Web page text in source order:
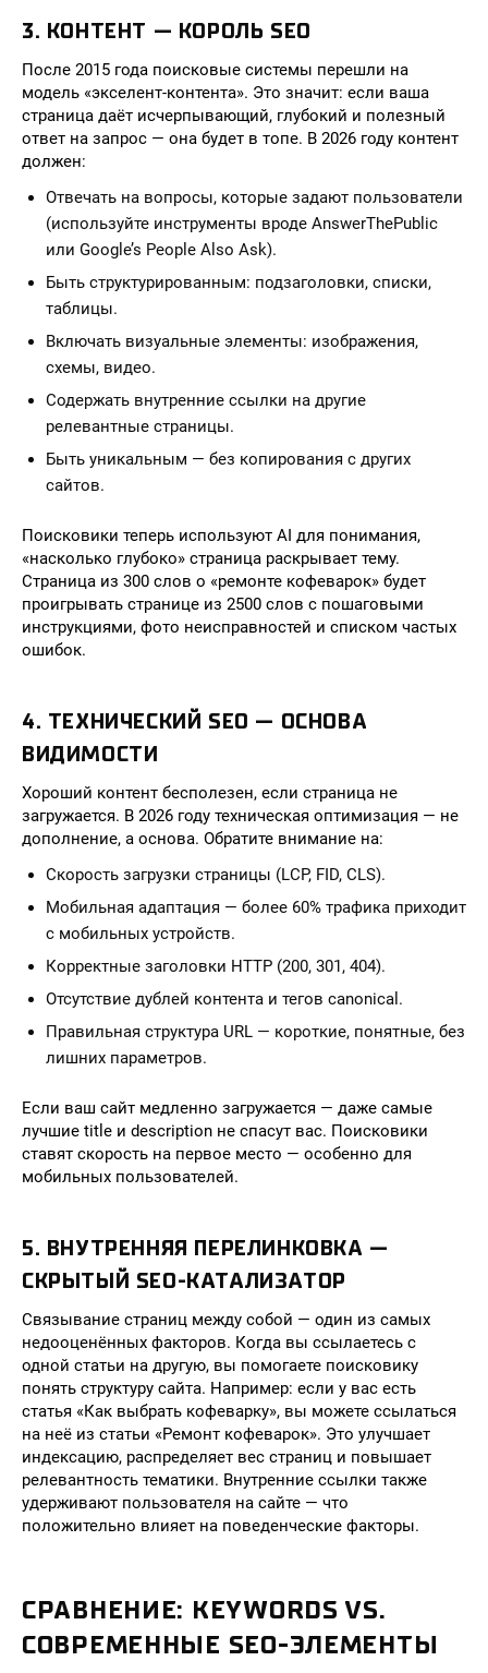
3. КОНТЕНТ — КОРОЛЬ SEO
После 2015 года поисковые системы перешли на
модель «экселент-контента». Это значит: если ваша
страница даёт исчерпывающий, глубокий и полезный
ответ на запрос — она будет в топе. В 2026 году контент
должен:
Отвечать на вопросы, которые задают пользователи
(используйте инструменты вроде AnswerThePublic
или Google’s People Also Ask).
Быть структурированным: подзаголовки, списки,
таблицы.
Включать визуальные элементы: изображения,
схемы, видео.
Содержать внутренние ссылки на другие
релевантные страницы.
Быть уникальным — без копирования с других
сайтов.
Поисковики теперь используют AI для понимания,
«насколько глубоко» страница раскрывает тему.
Страница из 300 слов о «ремонте кофеварок» будет
проигрывать странице из 2500 слов с пошаговыми
инструкциями, фото неисправностей и списком частых
ошибок.
4. ТЕХНИЧЕСКИЙ SEO — ОСНОВА
ВИДИМОСТИ
Хороший контент бесполезен, если страница не
загружается. В 2026 году техническая оптимизация — не
дополнение, а основа. Обратите внимание на:
Скорость загрузки страницы (LCP, FID, CLS).
Мобильная адаптация — более 60% трафика приходит
с мобильных устройств.
Корректные заголовки HTTP (200, 301, 404).
Отсутствие дублей контента и тегов canonical.
Правильная структура URL — короткие, понятные, без
лишних параметров.
Если ваш сайт медленно загружается — даже самые
лучшие title и description не спасут вас. Поисковики
ставят скорость на первое место — особенно для
мобильных пользователей.
5. ВНУТРЕННЯЯ ПЕРЕЛИНКОВКА —
СКРЫТЫЙ SEO-КАТАЛИЗАТОР
Связывание страниц между собой — один из самых
недооценённых факторов. Когда вы ссылаетесь с
одной статьи на другую, вы помогаете поисковику
понять структуру сайта. Например: если у вас есть
статья «Как выбрать кофеварку», вы можете ссылаться
на неё из статьи «Ремонт кофеварок». Это улучшает
индексацию, распределяет вес страниц и повышает
релевантность тематики. Внутренние ссылки также
удерживают пользователя на сайте — что
положительно влияет на поведенческие факторы.
СРАВНЕНИЕ: KEYWORDS VS.
СОВРЕМЕННЫЕ SEO-ЭЛЕМЕНТЫ